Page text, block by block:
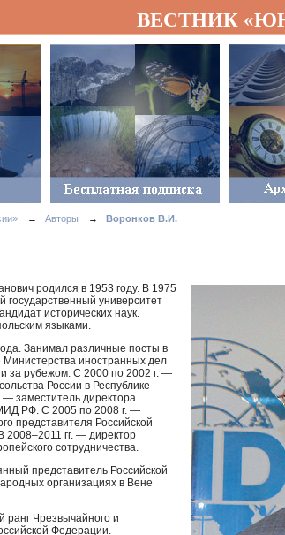
ВЕСТНИК
→ Авторы → Воронков В.И.
родился в 1953 году. В 1975
государственный университет
исторических наук.
языками.
Занимал различные посты в
иностранных дел
за рубежом. С 2000 по 2002 г. —
России в Республике
заместитель директора
РФ. С 2005 по 2008 г. —
представителя Российской
2008–2011 гг. — директор
сотрудничества.
представитель Российской
организациях в Вене
ранг Чрезвычайного и
Федерации.